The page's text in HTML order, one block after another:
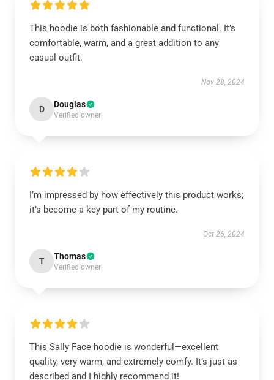
This hoodie is both fashionable and functional. It’s
comfortable, warm, and a great addition to any
casual outfit.
Nov 28, 2024
D Douglas
Verified owner
I’m impressed by how effectively this product works;
it’s become a key part of my routine.
Oct 26, 2024
T Thomas
Verified owner
This Sally Face hoodie is wonderful—excellent
quality, very warm, and extremely comfy. It’s just as
described and I highly recommend it!